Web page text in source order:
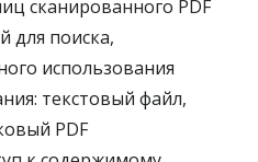
сканированного PDF
для поиска,
использования
текстовый файл,
PDF